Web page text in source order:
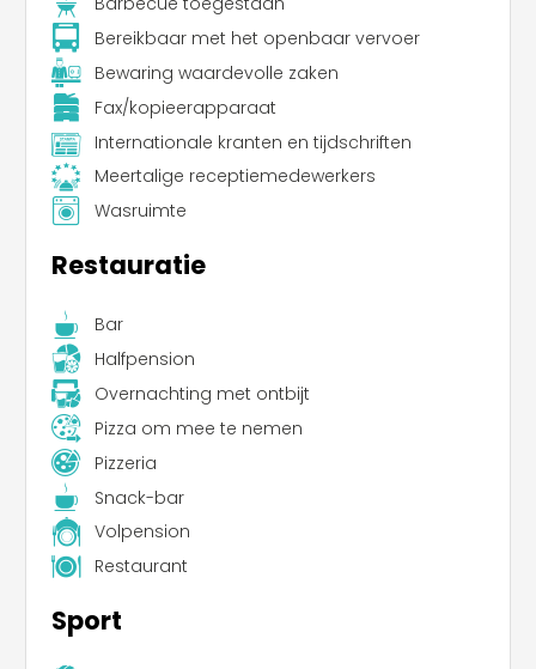
Bereikbaar met het openbaar vervoer
Bewaring waardevolle zaken
Fax/kopieerapparaat
Internationale kranten en tijdschriften
Meertalige receptiemedewerkers
Wasruimte
Restauratie
Bar
Halfpension
Overnachting met ontbijt
Pizza om mee te nemen
Pizzeria
Snack-bar
Volpension
Restaurant
Sport